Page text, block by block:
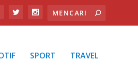
SPORT TRAVEL